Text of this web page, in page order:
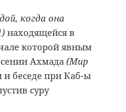
когда она
находящейся в
которой явным
Ахмада(Мир
и беседе при Каб-ы
суру